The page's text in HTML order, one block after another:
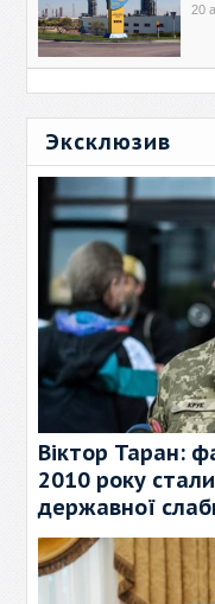
20
Эксклюзив
Віктор Таран:
2010 року
державної